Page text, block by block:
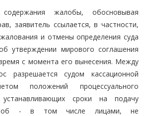
жалобы, обосновывая
заявитель ссылается, в частности,
и отмены определения суда
утверждении мирового соглашения
с момента его вынесения. Между
разрешается судом кассационной
положений процессуального
устанавливающих сроки на подачу
- в том числе лицами, не